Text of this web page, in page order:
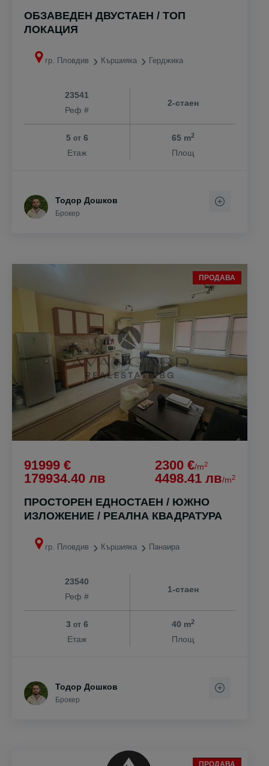
ОБЗАВЕДЕН ДВУСТАЕН / ТОП
ЛОКАЦИЯ
гр. Пловдив Кършияка Герджика
23541
Реф #
2-стаен
5 от6
Етаж
65 m2
Площ
Тодор Дошков
Брокер
ПРОДАВА
91999 €
179934.40 лв
2300 €/m2
4498.41 лв/m2
ПРОСТОРЕН ЕДНОСТАЕН / ЮЖНО
ИЗЛОЖЕНИЕ / РЕАЛНА КВАДРАТУРА
гр. Пловдив Кършияка Панаира
23540
Реф #
1-стаен
3 от6
Етаж
40 m2
Площ
Тодор Дошков
Брокер
ПРОДАВА